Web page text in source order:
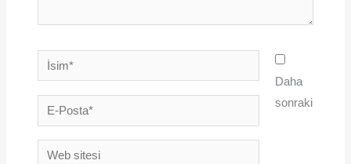
İsim*
E-
Posta*
Web
Daha
sonraki